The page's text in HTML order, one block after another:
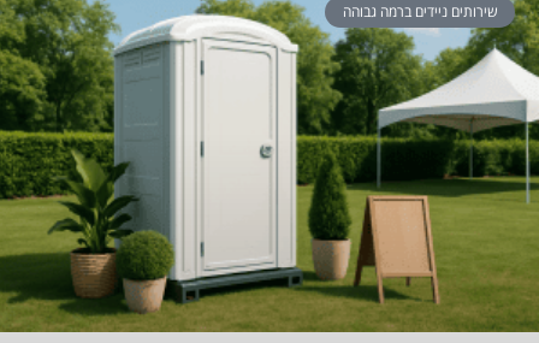
שירותים ניידים ברמה גבוהה